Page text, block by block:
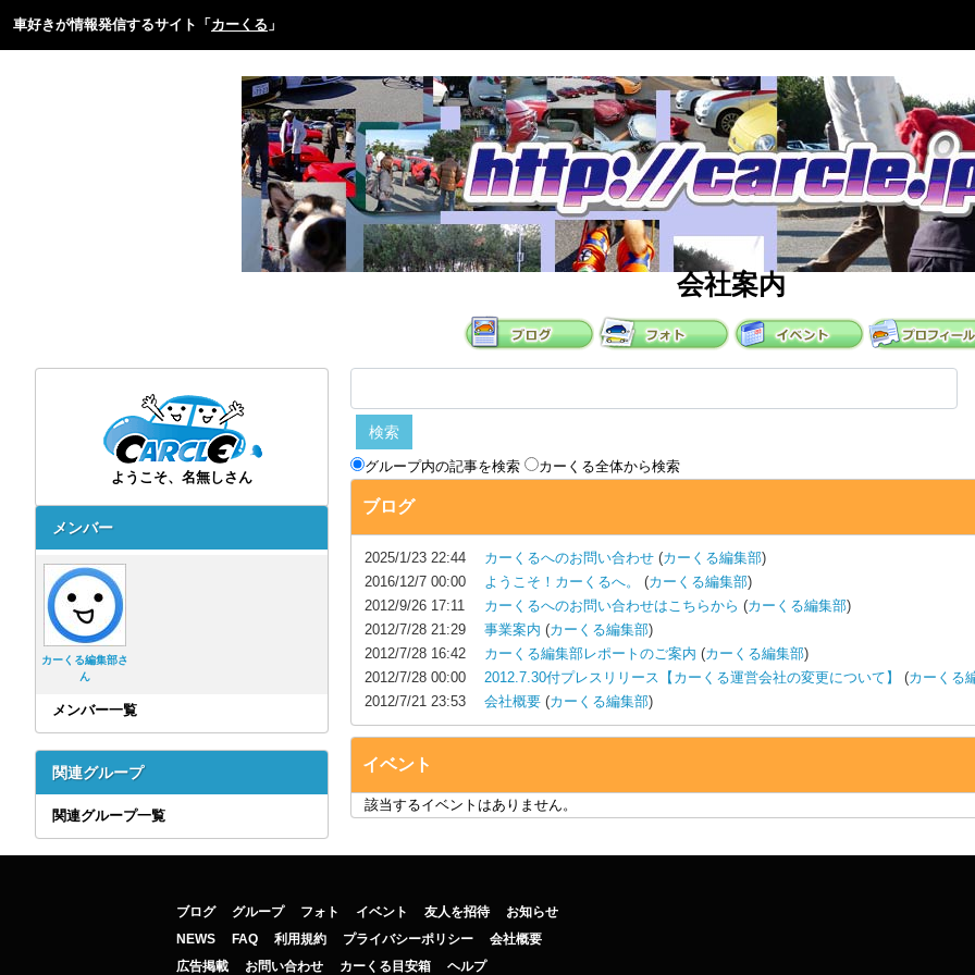
車好きが情報発信するサイト「 カーくる 」
会社案内
ようこそ、名無しさん
メンバー
カーくる編集部さ
ん
メンバー一覧
関連グループ
関連グループ一覧
グループ内の記事を検索 カーくる全体から検索
ブログ
2025/1/23 22:44 カーくるへのお問い合わせ (カーくる編集部)
2016/12/7 00:00
ようこそ！カーくるへ。 (カーくる編集部)
2012/9/26 17:11
カーくるへのお問い合わせはこちらから (カーくる編集部)
2012/7/28 21:29
事業案内 (カーくる編集部)
2012/7/28 16:42
カーくる編集部レポートのご案内 (カーくる編集部)
2012/7/28 00:00
2012.7.30付プレスリリース【カーくる運営会社の変更について】 (カーくる
2012/7/21 23:53
会社概要 (カーくる編集部)
イベント
該当するイベントはありません。
ブログ グループ フォト イベント 友人を招待
お知らせ
NEWS
FAQ 利用規約 プライバシーポリシー
会社概要
広告掲載
お問い合わせ カーくる目安箱 ヘルプ